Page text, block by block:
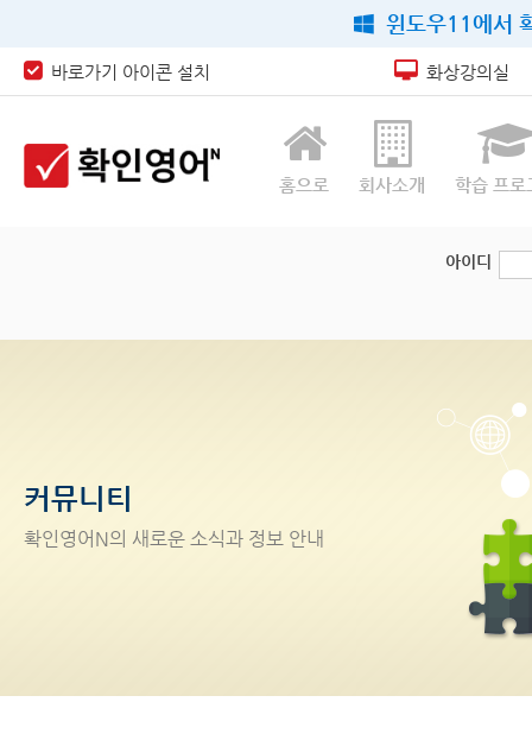
윈도우11에서
바로가기 아이콘 설치 화상강의실
홈으로 회사소개 학습 프로
아이디
커뮤니티
확인영어 N의 새로운 소식과 정보 안내